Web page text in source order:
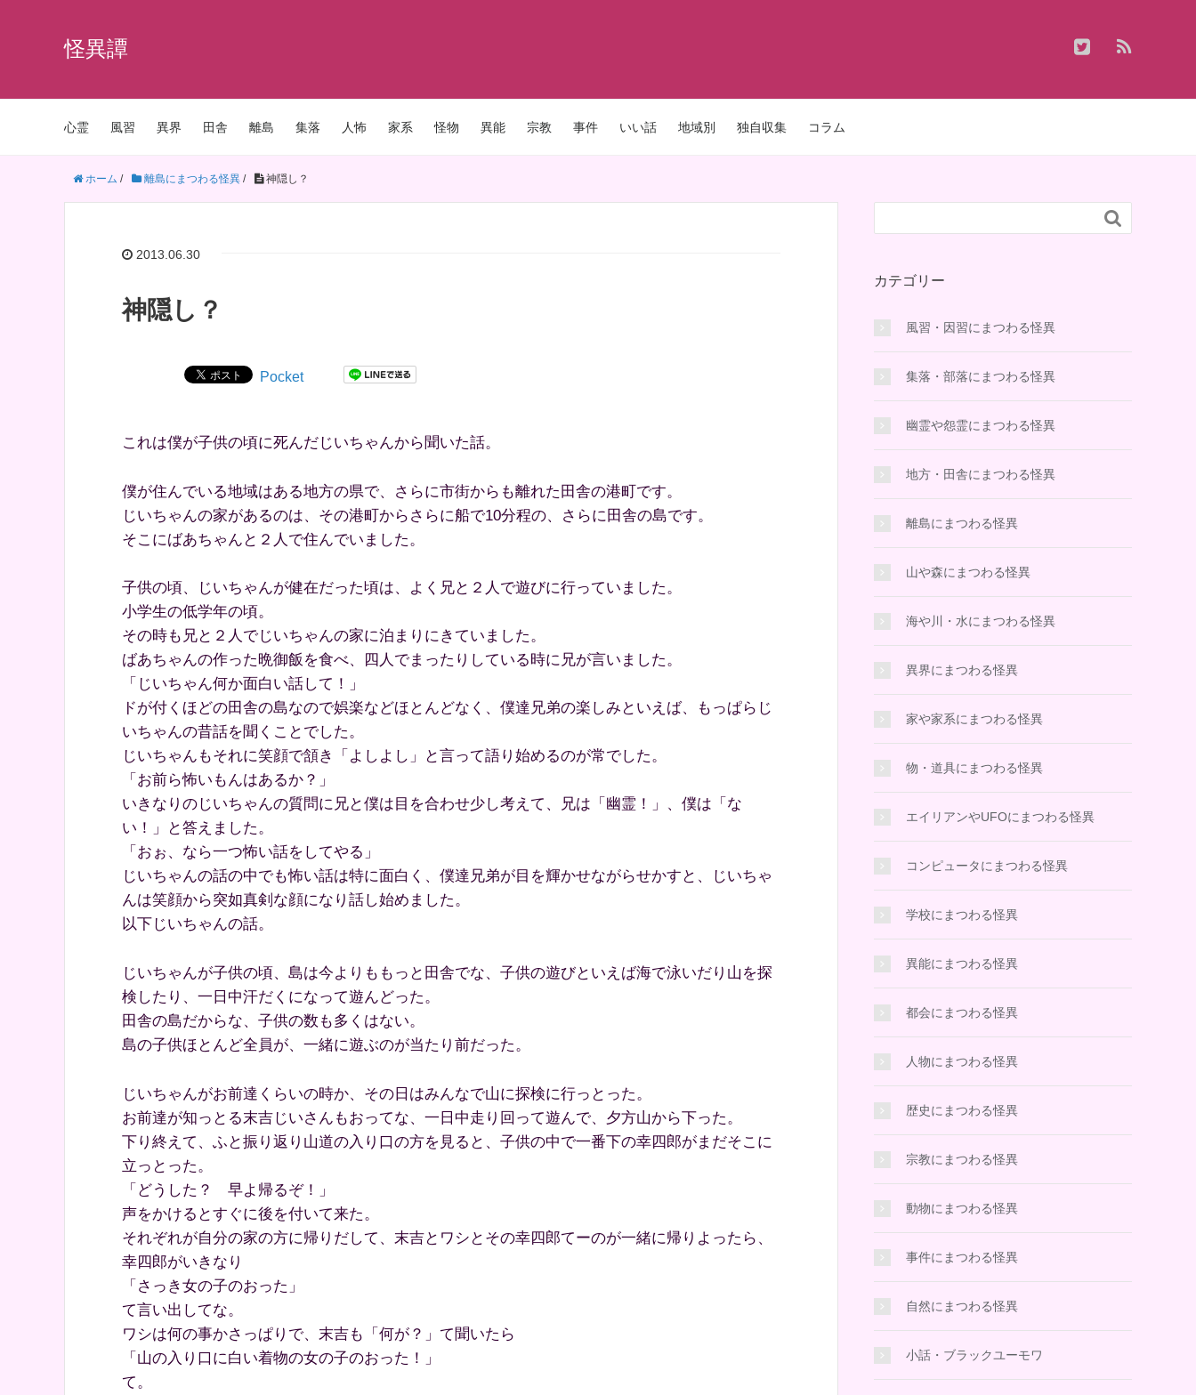
怪異譚
心霊 風習 異界 田舎 離島 集落 人怖 家系 怪物 異能 宗教 事件 いい話 地域別 独自収集 コラム
ホーム / 離島にまつわる怪異 / 神隠し？
2013.06.30
神隠し？
Pocket
これは僕が子供の頃に死んだじいちゃんから聞いた話。
僕が住んでいる地域はある地方の県で、さらに市街からも離れた田舎の港町です。
じいちゃんの家があるのは、その港町からさらに船で10分程の、さらに田舎の島です。
そこにばあちゃんと２人で住んでいました。
子供の頃、じいちゃんが健在だった頃は、よく兄と２人で遊びに行っていました。
小学生の低学年の頃。
その時も兄と２人でじいちゃんの家に泊まりにきていました。
ばあちゃんの作った晩御飯を食べ、四人でまったりしている時に兄が言いました。
「じいちゃん何か面白い話して！」
ドが付くほどの田舎の島なので娯楽などほとんどなく、僕達兄弟の楽しみといえば、もっぱらじ
いちゃんの昔話を聞くことでした。
じいちゃんもそれに笑顔で頷き「よしよし」と言って語り始めるのが常でした。
「お前ら怖いもんはあるか？」
いきなりのじいちゃんの質問に兄と僕は目を合わせ少し考えて、兄は「幽霊！」、僕は「な
い！」と答えました。
「おぉ、なら一つ怖い話をしてやる」
じいちゃんの話の中でも怖い話は特に面白く、僕達兄弟が目を輝かせながらせかすと、じいちゃ
んは笑顔から突如真剣な顔になり話し始めました。
以下じいちゃんの話。
じいちゃんが子供の頃、島は今よりももっと田舎でな、子供の遊びといえば海で泳いだり山を探
検したり、一日中汗だくになって遊んどった。
田舎の島だからな、子供の数も多くはない。
島の子供ほとんど全員が、一緒に遊ぶのが当たり前だった。
じいちゃんがお前達くらいの時か、その日はみんなで山に探検に行っとった。
お前達が知っとる末吉じいさんもおってな、一日中走り回って遊んで、夕方山から下った。
下り終えて、ふと振り返り山道の入り口の方を見ると、子供の中で一番下の幸四郎がまだそこに
立っとった。
「どうした？ 早よ帰るぞ！」
声をかけるとすぐに後を付いて来た。
それぞれが自分の家の方に帰りだして、末吉とワシとその幸四郎てーのが一緒に帰りよったら、
幸四郎がいきなり
「さっき女の子のおった」
て言い出してな。
ワシは何の事かさっぱりで、末吉も「何が？」て聞いたら
「山の入り口に白い着物の女の子のおった！」
て。

カテゴリー
風習・因習にまつわる怪異
集落・部落にまつわる怪異
幽霊や怨霊にまつわる怪異
地方・田舎にまつわる怪異
離島にまつわる怪異
山や森にまつわる怪異
海や川・水にまつわる怪異
異界にまつわる怪異
家や家系にまつわる怪異
物・道具にまつわる怪異
エイリアンやUFOにまつわる怪異
コンピュータにまつわる怪異
学校にまつわる怪異
異能にまつわる怪異
都会にまつわる怪異
人物にまつわる怪異
歴史にまつわる怪異
宗教にまつわる怪異
動物にまつわる怪異
事件にまつわる怪異
自然にまつわる怪異
小話・ブラックユーモワ